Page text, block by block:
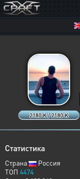
2180 K / 2180 K
Статистика
Страна
Россия
ТОП 4474